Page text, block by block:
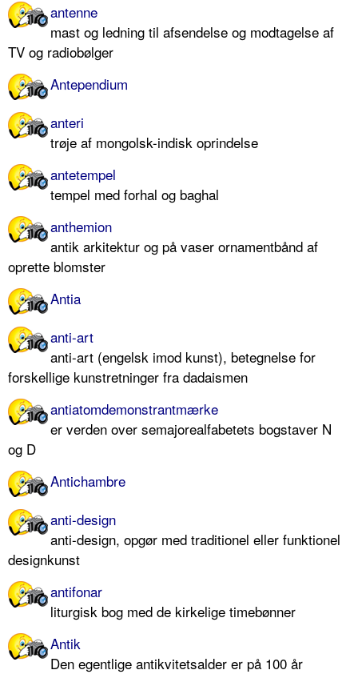
antenne
mast og ledning til afsendelse og modtagelse af
TV og radiobølger
Antependium
anteri
trøje af mongolsk-indisk oprindelse
antetempel
tempel med forhal og baghal
anthemion
antik arkitektur og på vaser ornamentbånd af
oprette blomster
Antia
anti-art
anti-art (engelsk imod kunst), betegnelse for
forskellige kunstretninger fra dadaismen
antiatomdemonstrantmærke
er verden over semajorealfabetets bogstaver N
og D
Antichambre
anti-design
anti-design, opgør med traditionel eller funktionel
designkunst
antifonar
liturgisk bog med de kirkelige timebønner
Antik
Den egentlige antikvitetsalder er på 100 år